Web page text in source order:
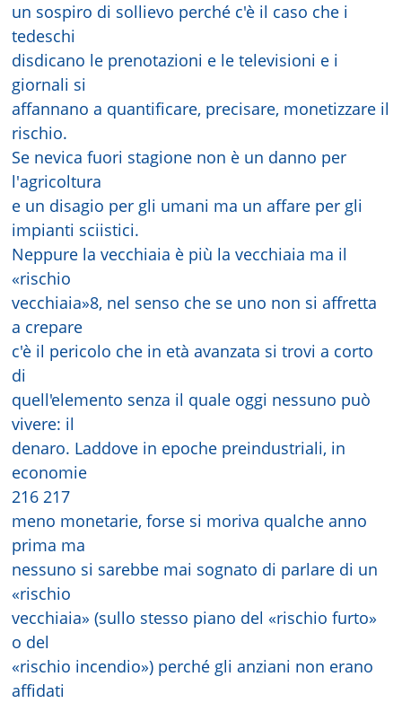
un sospiro di sollievo perché c'è il caso che i
tedeschi
disdicano le prenotazioni e le televisioni e i
giornali si
affannano a quantificare, precisare, monetizzare il
rischio.
Se nevica fuori stagione non è un danno per
l'agricoltura
e un disagio per gli umani ma un affare per gli
impianti sciistici.
Neppure la vecchiaia è più la vecchiaia ma il
«rischio
vecchiaia»8, nel senso che se uno non si affretta
a crepare
c'è il pericolo che in età avanzata si trovi a corto
di
quell'elemento senza il quale oggi nessuno può
vivere: il
denaro. Laddove in epoche preindustriali, in
economie
216 217
meno monetarie, forse si moriva qualche anno
prima ma
nessuno si sarebbe mai sognato di parlare di un
«rischio
vecchiaia» (sullo stesso piano del «rischio furto»
o del
«rischio incendio») perché gli anziani non erano
affidati